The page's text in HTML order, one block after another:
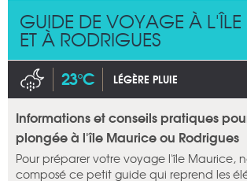
GUIDE DE VOYAGE À
ET À RODRIGUES
23°C LÉGÈRE PLUIE
Informations et conseils pratiques
plongée à l'île Maurice ou Rodrigues
Pour préparer votre voyage l'île Maurice,
composé ce petit guide qui reprend les